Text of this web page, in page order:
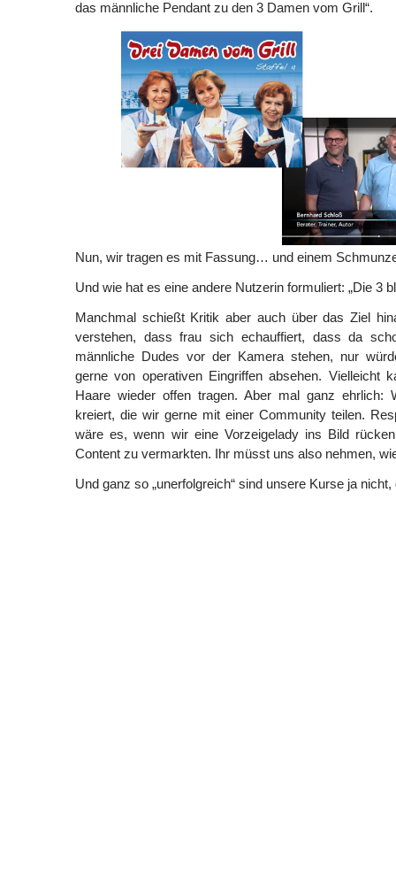
das männliche Pendant zu den 3 Damen vom Grill“.
Nun, wir tragen es mit Fassung… und einem
Und wie hat es eine andere Nutzerin formuliert: „Die 3
Manchmal schießt Kritik aber auch über das Ziel
verstehen, dass frau sich echauffiert, dass da
männliche Dudes vor der Kamera stehen, nur
gerne von operativen Eingriffen absehen. Vielleicht
Haare wieder offen tragen. Aber mal ganz ehrlich:
kreiert, die wir gerne mit einer Community teilen.
wäre es, wenn wir eine Vorzeigelady ins Bild
Content zu vermarkten. Ihr müsst uns also nehmen,
Und ganz so „unerfolgreich“ sind unsere Kurse ja